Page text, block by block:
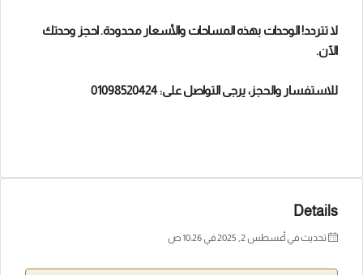
لا تتردد! الوحدات بهذه المساحات والأسعار محدودة. احجز وحدتك
الآن.
للاستفسار والحجز، يرجى التواصل على:01098520424
Details
تحديث في أغسطس 2, 2025 في 10:26 ص